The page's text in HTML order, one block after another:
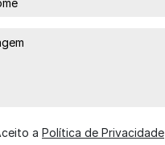
a Política de Privacidade